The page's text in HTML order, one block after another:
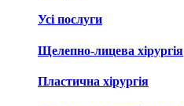
Усі послуги
Щелепно-лицева хірургія
Пластична хірургія